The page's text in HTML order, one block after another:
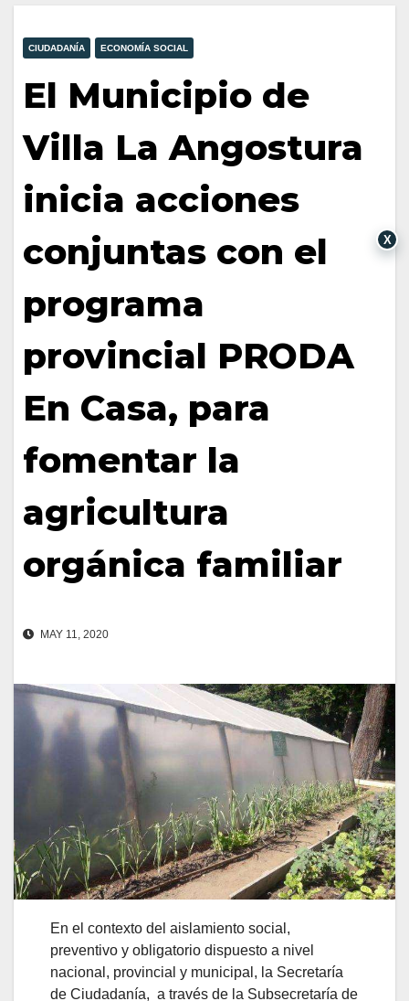
CIUDADANÍA ECONOMÍA SOCIAL
El Municipio de
Villa La Angostura
inicia acciones
conjuntas con el
programa
provincial PRODA
En Casa, para
fomentar la
agricultura
orgánica familiar
MAY 11, 2020
En el contexto del aislamiento social,
preventivo y obligatorio dispuesto a nivel
nacional, provincial y municipal, la Secretaría
de Ciudadanía, a través de la Subsecretaría de
X